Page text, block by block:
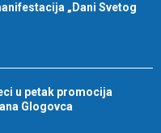
„Dani Svetog
u petak promocija
Glogovca